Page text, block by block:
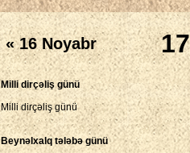
« 16 Noyabr
Milli dirçəliş günü
Milli dirçəliş günü
Beynəlxalq tələbə günü